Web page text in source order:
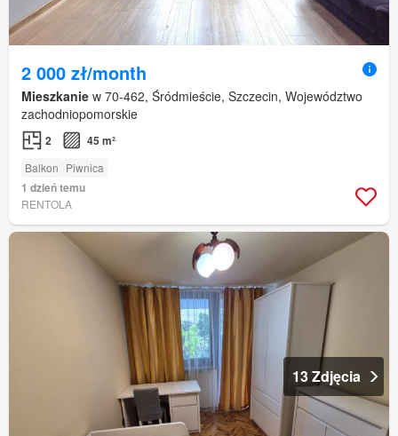
2 000 zł/month
Mieszkanie w 70-462, Śródmieście, Szczecin, Województwo
zachodniopomorskie
2 45 m²
Balkon Piwnica
1 dzień temu
RENTOLA
13 Zdjęcia